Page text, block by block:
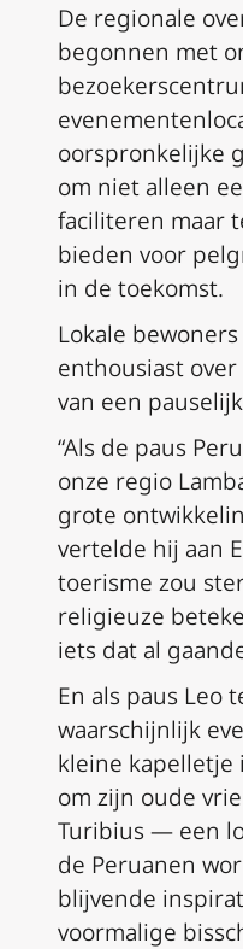
De regionale
begonnen met
oorspronkelijke
om niet alleen
faciliteren maar
bieden voor
in de toekomst.
Lokale
enthousiast
van een
“Als de paus
onze regio
grote
vertelde hij aan
toerisme zou
religieuze
iets dat al
En als paus Leo
waarschijnlijk
kleine kapelletje
om zijn oude
Turibius — een
de Peruanen
blijvende
voormalige